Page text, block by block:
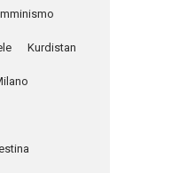
Kurdistan